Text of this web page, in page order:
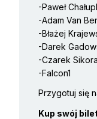
-Paweł
-Adam Van
-Błażej
-Darek
-Czarek Sikora
-Falcon1
Przygotuj się
Kup swój